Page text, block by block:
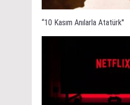
“10 Kasım Anılarla Atatürk''